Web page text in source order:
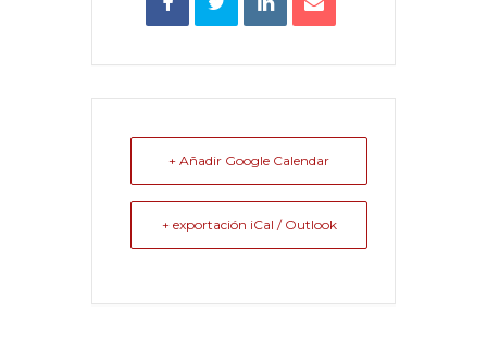
+ Añadir Google Calendar
+ exportación iCal / Outlook